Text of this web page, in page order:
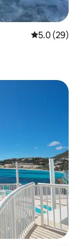
Calificación
5.0 (29)